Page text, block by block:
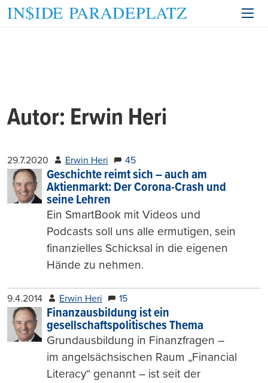
Autor: Erwin Heri
29.7.2020 Erwin Heri 45
Geschichte reimt sich – auch am
Aktienmarkt: Der Corona-Crash und
seine Lehren
Ein SmartBook mit Videos und
Podcasts soll uns alle ermutigen, sein
finanzielles Schicksal in die eigenen
Hände zu nehmen.
9.4.2014 Erwin Heri 15
Finanzausbildung ist ein
gesellschaftspolitisches Thema
Grundausbildung in Finanzfragen –
im angelsächsischen Raum „Financial
Literacy“ genannt – ist seit der